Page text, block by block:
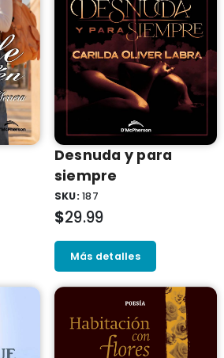
Desnuda y para
siempre
SKU:187
$29.99
Más detalles